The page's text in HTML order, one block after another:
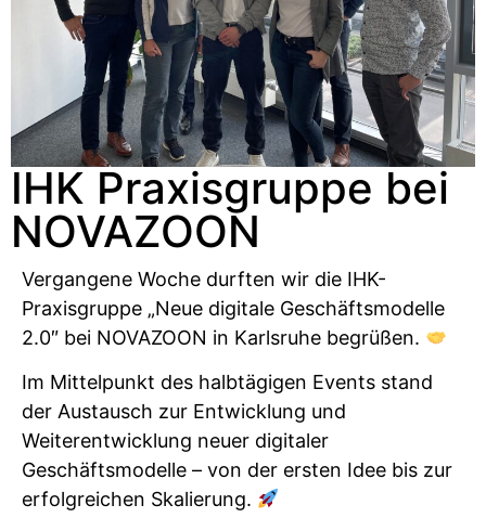
IHK Praxisgruppe bei
NOVAZOON
Vergangene Woche durften wir die IHK-
Praxisgruppe „Neue digitale Geschäftsmodelle
2.0″ bei NOVAZOON in Karlsruhe begrüßen.
Im Mittelpunkt des halbtägigen Events stand
der Austausch zur Entwicklung und
Weiterentwicklung neuer digitaler
Geschäftsmodelle – von der ersten Idee bis zur
erfolgreichen Skalierung.